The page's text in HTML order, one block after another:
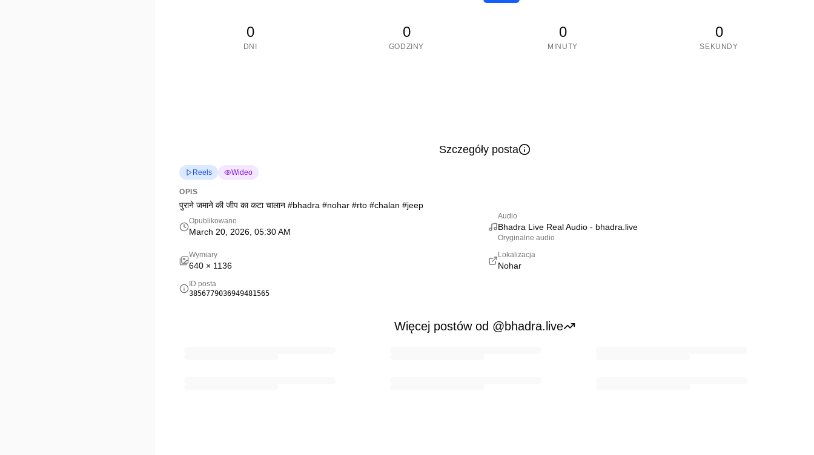
0
DNI
0
GODZINY
0
MINUTY
0
SEKUNDY
Szczegóły posta
Reels Wideo
OPIS
पुराने जमाने की जीप का कटा चालान #bhadra #nohar #rto #chalan #jeep
Opublikowano
March 20, 2026, 05:30 AM
Audio
Bhadra Live Real Audio - bhadra.live
Oryginalne audio
Wymiary
640 × 1136
Lokalizacja
Nohar
ID posta
3856779036949481565
Więcej postów od @bhadra.live